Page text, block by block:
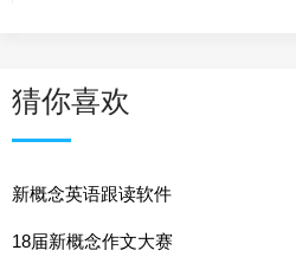
猜你喜欢
新概念英语跟读软件
18届新概念作文大赛